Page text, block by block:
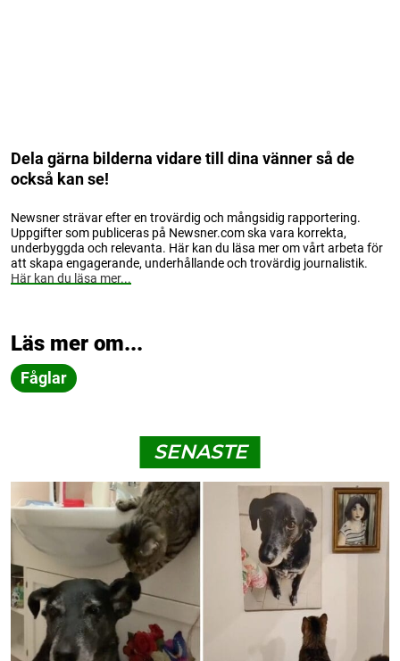
Dela gärna bilderna vidare till dina vänner så de
också kan se!
Newsner strävar efter en trovärdig och mångsidig rapportering.
Uppgifter som publiceras på Newsner.com ska vara korrekta,
underbyggda och relevanta. Här kan du läsa mer om vårt arbeta för
att skapa engagerande, underhållande och trovärdig journalistik.
Här kan du läsa mer...
Läs mer om...
Fåglar
SENASTE